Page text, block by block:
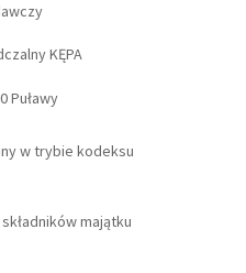
KĘPA
Puławy
w trybie kodeksu
majątku